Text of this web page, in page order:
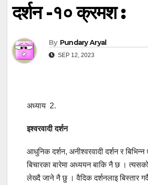
दर्शन -१० क्रमश :
By Pundary Aryal
SEP 12, 2023
अध्याय 2.
इश्वरवादी दर्शन
आधुनिक दर्शन, अनीश्वरवादी दर्शन र बिभिन्न
बिचारका बारेमा अध्ययन बाकि नै छ ।
लेख्दै जाने नै छु । वैदिक दर्शनलाइ बिस्तार गर्दै